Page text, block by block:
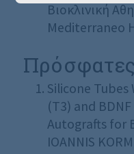
Βιοκλινική
Mediterraneo
Silicone
(Τ3) and
Autografts for
IOANNIS